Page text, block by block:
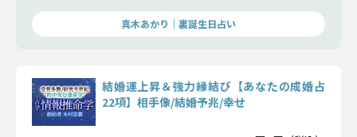
きますよ。
真木あかり｜裏誕生日占い
結婚運上昇＆強力縁結び【あなたの成婚占
22項】相手像/結婚予兆/幸せ